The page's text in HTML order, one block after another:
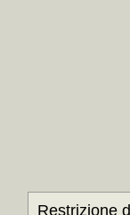
Restrizione